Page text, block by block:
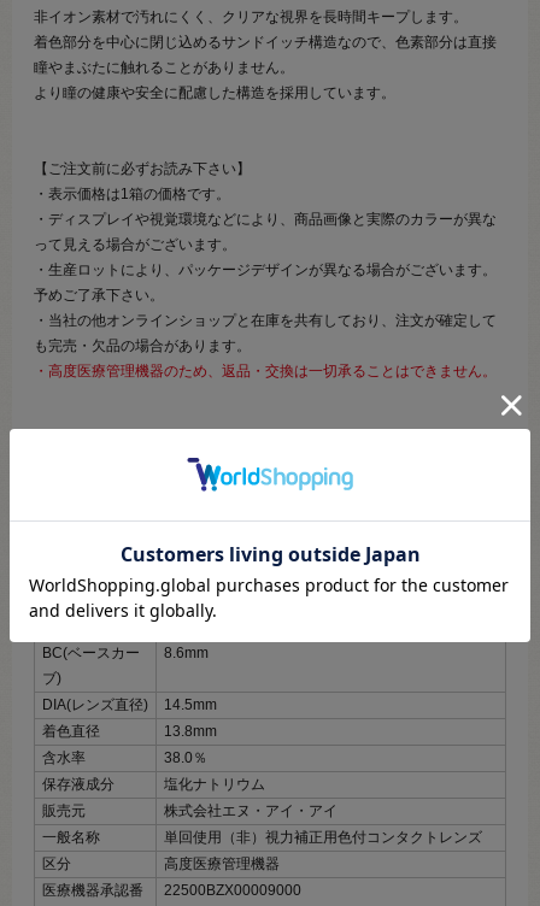
非イオン素材で汚れにくく、クリアな視界を長時間キープします。
着色部分を中心に閉じ込めるサンドイッチ構造なので、色素部分は直接
瞳やまぶたに触れることがありません。
より瞳の健康や安全に配慮した構造を採用しています。
【ご注文前に必ずお読み下さい】
・表示価格は1箱の価格です。
・ディスプレイや視覚環境などにより、商品画像と実際のカラーが異な
って見える場合がございます。
・生産ロットにより、パッケージデザインが異なる場合がございます。
予めご了承下さい。
・当社の他オンラインショップと在庫を共有しており、注文が確定して
も完売・欠品の場合があります。
・高度医療管理機器のため、返品・交換は一切承ることはできません。
Shutella 1Day
医療機器等法の規定に基づく名称です。）
±0.00～‐8.00
使用期限
開封後1日
終日装用（1Day）
BC(ベースカー
ブ)
8.6mm
DIA(レンズ直径)
14.5mm
着色直径
13.8mm
含水率
38.0％
保存液成分
塩化ナトリウム
販売元
株式会社エヌ・アイ・アイ
一般名称
単回使用（非）視力補正用色付コンタクトレンズ
区分
高度医療管理機器
医療機器承認番
22500BZX00009000